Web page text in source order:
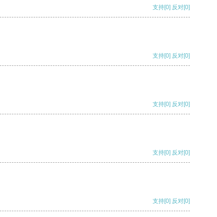
支持[0] 反对[0]
支持[0] 反对[0]
支持[0] 反对[0]
支持[0] 反对[0]
支持[0] 反对[0]